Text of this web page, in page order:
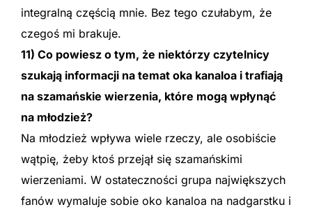
integralną częścią mnie. Bez tego czułabym, że
czegoś mi brakuje.
11) Co powiesz o tym, że niektórzy czytelnicy
szukają informacji na temat oka kanaloa i trafiają
na szamańskie wierzenia, które mogą wpłynąć
na młodzież?
Na młodzież wpływa wiele rzeczy, ale osobiście
wątpię, żeby ktoś przejął się szamańskimi
wierzeniami. W ostateczności grupa największych
fanów wymaluje sobie oko kanaloa na nadgarstku i